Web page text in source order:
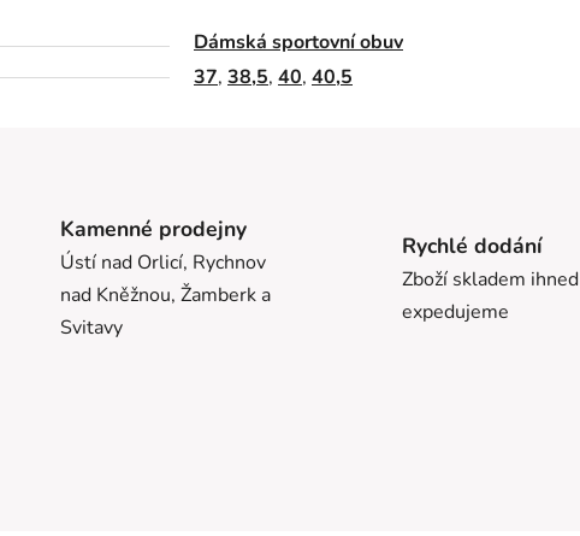
Dámská sportovní obuv
37, 38,5, 40, 40,5
Kamenné prodejny
Ústí nad Orlicí, Rychnov
nad Kněžnou, Žamberk a
Svitavy
Rychlé dodání
Zboží skladem ihned
expedujeme